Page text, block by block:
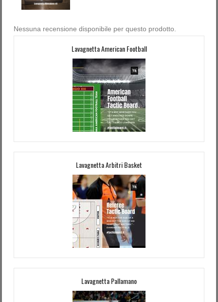
Nessuna recensione disponibile per questo prodotto.
Lavagnetta American Football
Lavagnetta Arbitri Basket
Lavagnetta Pallamano